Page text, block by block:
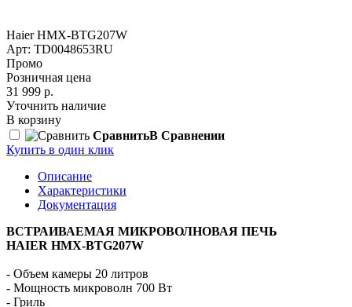
Haier HMX-BTG207W
Арт: TD0048653RU
Промо
Розничная цена
31 999 р.
Уточнить наличие
В корзину
СравнитьВ Сравнении
Купить в один клик
Описание
Характеристики
Документация
ВСТРАИВАЕМАЯ МИКРОВОЛНОВАЯ ПЕЧЬ
HAIER HMX-BTG207W
- Объем камеры 20 литров
- Мощность микроволн 700 Вт
- Гриль